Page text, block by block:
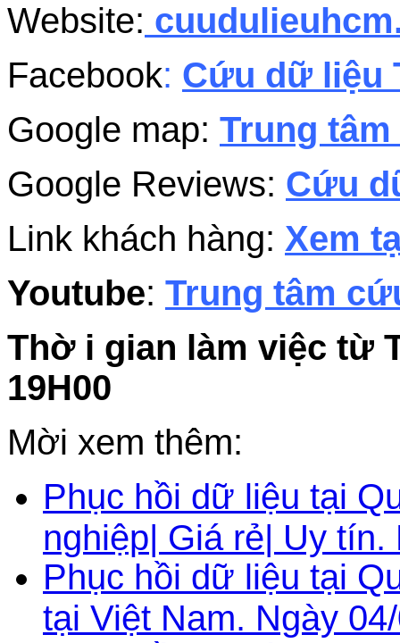
Website:
Facebook: Cứu dữ liệu
Google map: Trung
Google Reviews: Cứu
Link khách hàng: Xem
Youtube: Trung tâm
Thờ i gian làm việc từ
19H00
Mời xem thêm:
Phục hồi dữ liệu tại
nghiệp| Giá rẻ| Uy tín.
Phục hồi dữ liệu tại
tại Việt Nam. Ngày